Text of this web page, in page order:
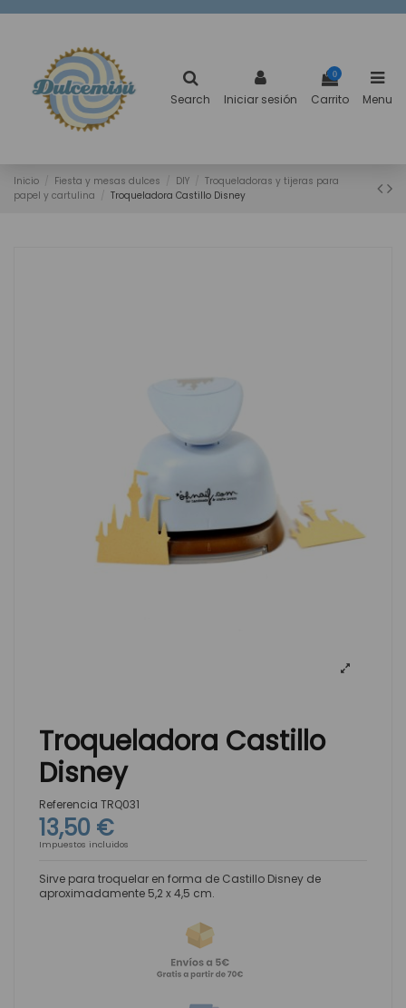
Search Iniciar sesión
0
Carrito Menu
Inicio Fiesta y mesas dulces DIY
Troqueladoras y tijeras para
papel y cartulina
Troqueladora Castillo Disney
Troqueladora Castillo
Disney
Referencia TRQ031
13,50 €
Impuestos incluidos
Sirve para troquelar en forma de Castillo Disney de
aproximadamente 5,2 x 4,5 cm.